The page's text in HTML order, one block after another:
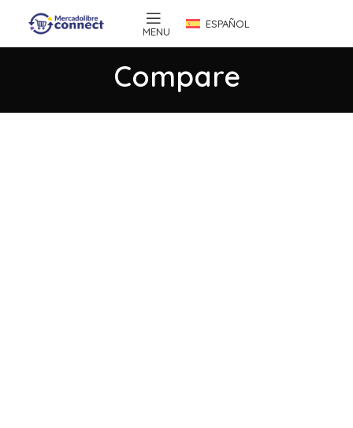
MENU
ESPAÑOL
Compare